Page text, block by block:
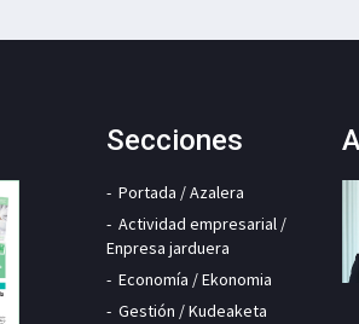
Secciones
Portada / Azalera
Actividad empresarial /
Enpresa jarduera
Economía / Ekonomia
Gestión / Kudeaketa